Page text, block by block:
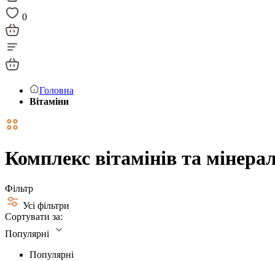
0
Головна
Вітаміни
Комплекс вітамінів та
Фільтр
Усі фільтри
Сортувати за:
Популярні
Популярні